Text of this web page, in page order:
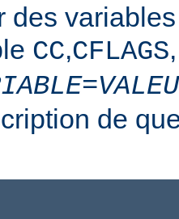
des
CC,CFLAGS
=
de